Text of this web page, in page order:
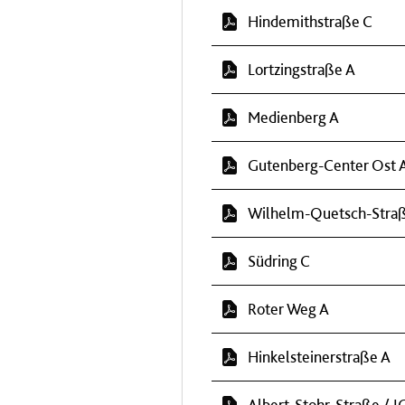
Hindemithstraße C
Lortzingstraße A
Medienberg A
Gutenberg-Center Ost
Wilhelm-Quetsch-
Südring C
Roter Weg A
Hinkelsteinerstraße A